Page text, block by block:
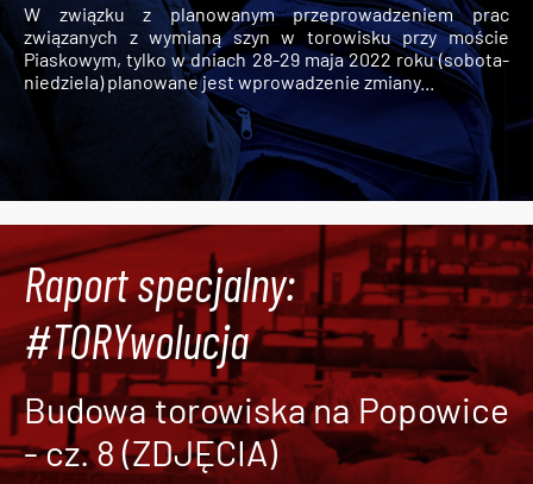
W związku z planowanym przeprowadzeniem prac
związanych z wymianą szyn w torowisku przy moście
Piaskowym, tylko w dniach 28-29 maja 2022 roku (sobota-
niedziela) planowane jest wprowadzenie zmiany...
Raport specjalny:
#TORYwolucja
Budowa torowiska na Popowice
- cz. 8 (ZDJĘCIA)